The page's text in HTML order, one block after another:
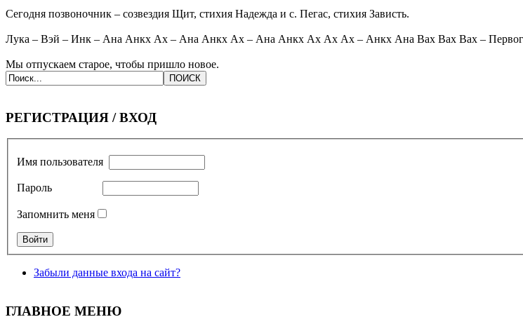
Сегодня позвоночник – созвездия Щит, стихия Надежда и с. Пегас, стихия Зависть.
Лука – Вэй – Инк ‒ Ана Анкх Ах – Ана Анкх Ах – Ана Анкх Ах Ах Ах ‒ Анкх Ана Вах Вах Вах –
Мы отпускаем старое, чтобы пришло новое.
РЕГИСТРАЦИЯ / ВХОД
Имя пользователя
Пароль
Запомнить меня
Забыли данные входа на сайт?
ГЛАВНОЕ МЕНЮ